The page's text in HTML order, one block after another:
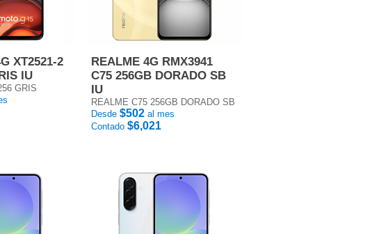
XT2521-2
IU
GRIS
REALME 4G RMX3941
C75 256GB DORADO SB
IU
REALME C75 256GB DORADO SB
Desde $502 al mes
Contado $6,021